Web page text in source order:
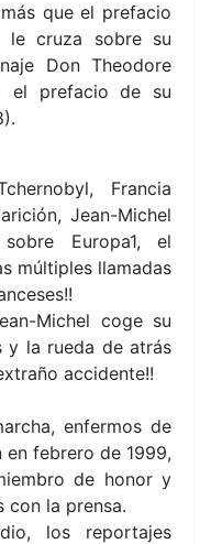
que el prefacio
cruza sobre su
Don Theodore
el prefacio de su
Francia
Jean-Michel
Europa1, el
múltiples llamadas
Michel coge su
y la rueda de atrás
accidente!!
enfermos de
febrero de 1999,
de honor y
con la prensa.
los reportajes